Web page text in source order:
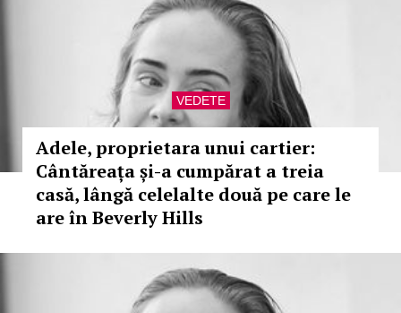
VEDETE
Adele, proprietara unui cartier:
Cântăreața și-a cumpărat a treia
casă, lângă celelalte două pe care le
are în Beverly Hills